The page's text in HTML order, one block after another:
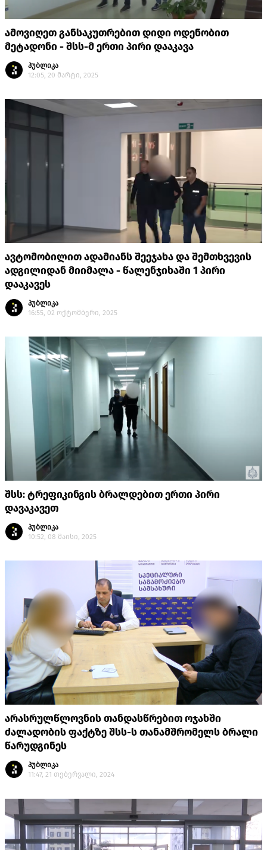
ამოვიღეთ განსაკუთრებით დიდი ოდენობით
მეტადონი - შსს-მ ერთი პირი დააკავა
პუბლიკა
12:05, 20 მარტი, 2025
ავტომობილით ადამიანს შეეჯახა და შემთხვევის
ადგილიდან მიიმალა - წალენჯიხაში 1 პირი
დააკავეს
პუბლიკა
16:55, 02 ოქტომბერი, 2025
შსს: ტრეფიკინგის ბრალდებით ერთი პირი
დავაკავეთ
პუბლიკა
10:52, 08 მაისი, 2025
არასრულწლოვნის თანდასწრებით ოჯახში
ძალადობის ფაქტზე შსს-ს თანამშრომელს ბრალი
წარუდგინეს
პუბლიკა
11:47, 21 თებერვალი, 2024